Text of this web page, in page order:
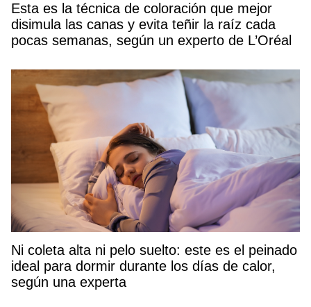
Esta es la técnica de coloración que mejor
disimula las canas y evita teñir la raíz cada
pocas semanas, según un experto de L’Oréal
Ni coleta alta ni pelo suelto: este es el peinado
ideal para dormir durante los días de calor,
según una experta